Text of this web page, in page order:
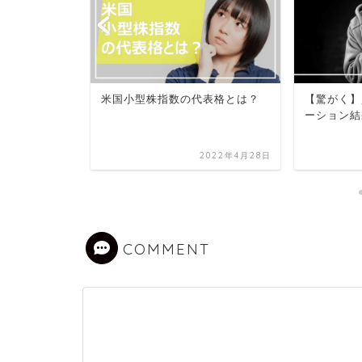
米国小型株指数の代表格とは？
2022年4月28日
【驚がく
ーション
COMMENT